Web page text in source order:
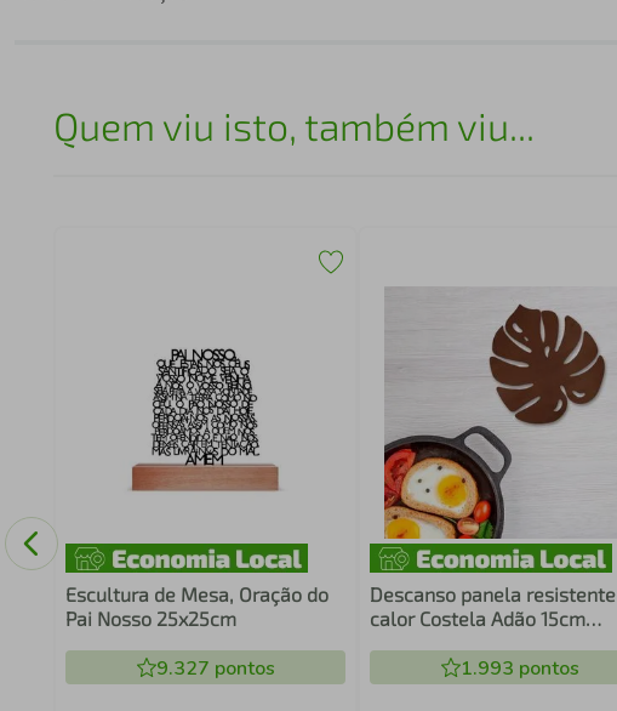
Quem viu isto, também viu...
Escultura de Mesa, Oração do
Pai Nosso 25x25cm
9.327 pontos
Descanso panela resistente
calor Costela Adão 15cm
1.993 pontos